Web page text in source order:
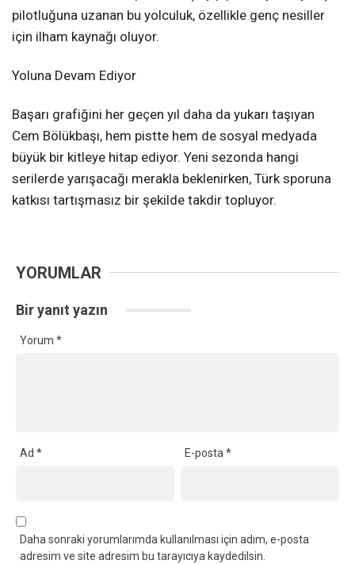
pilotluğuna uzanan bu yolculuk, özellikle genç nesiller
için ilham kaynağı oluyor.
Yoluna Devam Ediyor
Başarı grafiğini her geçen yıl daha da yukarı taşıyan
Cem Bölükbaşı, hem pistte hem de sosyal medyada
büyük bir kitleye hitap ediyor. Yeni sezonda hangi
serilerde yarışacağı merakla beklenirken, Türk sporuna
katkısı tartışmasız bir şekilde takdir topluyor.
YORUMLAR
Bir yanıt yazın
Yorum *
Ad * E-posta*
Daha sonraki yorumlarımda kullanılması için adım, e-posta
adresim ve site adresim bu tarayıcıya kaydedilsin.